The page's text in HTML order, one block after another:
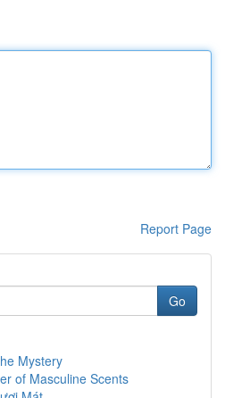
Report Page
Go
Mystery
of Masculine Scents